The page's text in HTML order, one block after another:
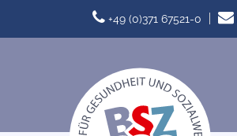
+49 (0)371 67521-0